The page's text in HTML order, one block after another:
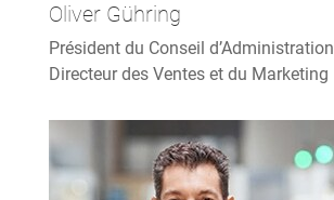
Oliver Gühring
Président du Conseil d’Administration
Directeur des Ventes et du Marketing